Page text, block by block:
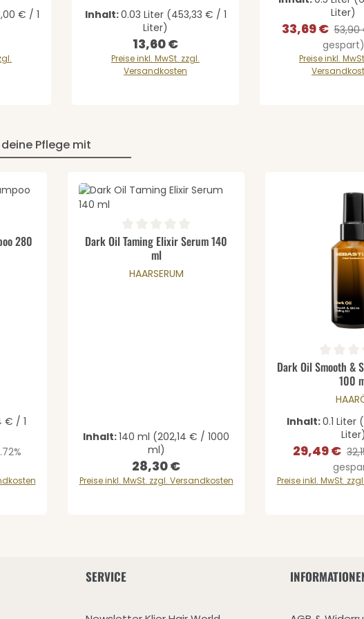
€ / 1
Inhalt:0.03 Liter (453,33 € / 1
Liter)
Regulärer Preis:
13,60 €
Preise inkl. MwSt. zzgl.
Versandkosten
Liter)
Verkaufspreis:
33,69 € 53,90
gespart)
Preise inkl.
Pflege mit
Gib den gewünschten Wert ein oder
von 0 von 5 Sternen
280
€ / 1
Produkt Anzahl: Gib den
Durchschnittliche Bewertung von 0 von 5 Sternen
Dark Oil Taming Elixir Serum 140
ml
HAARSERUM
Inhalt:140 ml (202,14 € / 1000
ml)
Regulärer Preis:
28,30 €
Preise inkl. MwSt. zzgl. Versandkosten
Produkt
Dark Oil Smooth &
100
Inhalt:0.1 Liter
Liter)
Verkaufspreis:
29,49 €
Preise inkl. MwSt.
SERVICE